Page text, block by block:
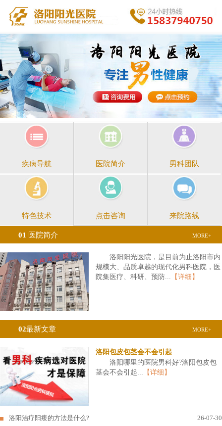
疾病导航 医院简介 男科团队
特色技术 点击咨询 来院路线
01 医院简介 MORE+
洛阳阳光医院，是目前为止洛阳市内
规模大、品质卓越的现代化男科医院，医
院集医疗、科研、预防...
【详细】
02最新文章 MORE+
洛阳包皮包茎会不会引起
洛阳哪里的医院男科好?洛阳包皮包
茎会不会引起...
【详细】
洛阳治疗阳痿的方法是什么? 26-07-30